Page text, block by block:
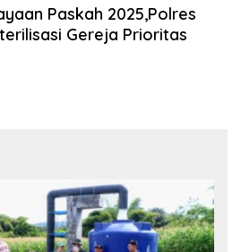
Paskah 2025,Polres
Gereja Prioritas